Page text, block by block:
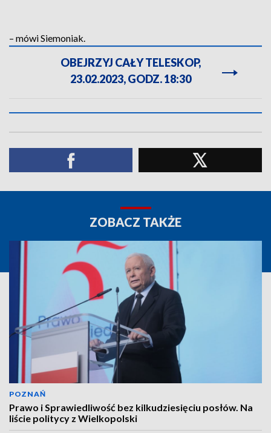
– mówi Siemoniak.
OBEJRZYJ CAŁY TELESKOP,
23.02.2023, GODZ. 18:30
ZOBACZ TAKŻE
POZNAŃ
Prawo i Sprawiedliwość bez kilkudziesięciu posłów. Na
liście politycy z Wielkopolski